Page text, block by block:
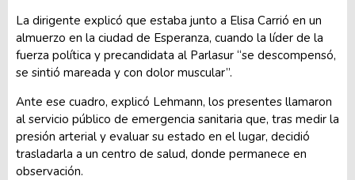
La dirigente explicó que estaba junto a Elisa Carrió en un
almuerzo en la ciudad de Esperanza, cuando la líder de la
fuerza política y precandidata al Parlasur “se descompensó,
se sintió mareada y con dolor muscular”.
Ante ese cuadro, explicó Lehmann, los presentes llamaron
al servicio público de emergencia sanitaria que, tras medir la
presión arterial y evaluar su estado en el lugar, decidió
trasladarla a un centro de salud, donde permanece en
observación.